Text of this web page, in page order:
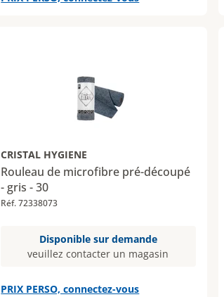
CRISTAL HYGIENE
Rouleau de microfibre pré-découpé
- gris - 30
Réf. 72338073
Disponible sur demande
veuillez contacter un magasin
PRIX PERSO, connectez-vous